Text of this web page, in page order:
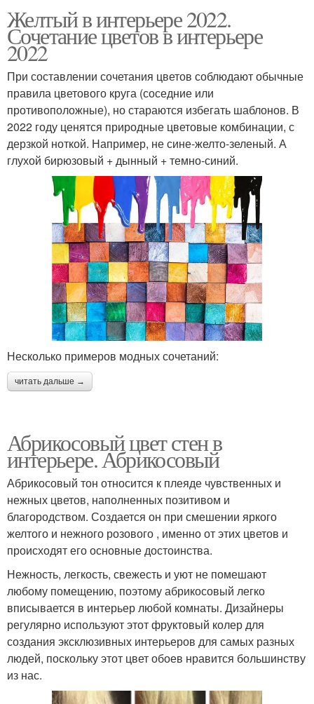
Желтый в интерьере 2022.
Сочетание цветов в интерьере
2022
При составлении сочетания цветов соблюдают обычные
правила цветового круга (соседние или
противоположные), но стараются избегать шаблонов. В
2022 году ценятся природные цветовые комбинации, с
дерзкой ноткой. Например, не сине-желто-зеленый. А
глухой бирюзовый + дынный + темно-синий.
Несколько примеров модных сочетаний:
читать дальше →
Абрикосовый цвет стен в
интерьере. Абрикосовый
Абрикосовый тон относится к плеяде чувственных и
нежных цветов, наполненных позитивом и
благородством. Создается он при смешении яркого
желтого и нежного розового , именно от этих цветов и
происходят его основные достоинства.
Нежность, легкость, свежесть и уют не помешают
любому помещению, поэтому абрикосовый легко
вписывается в интерьер любой комнаты. Дизайнеры
регулярно используют этот фруктовый колер для
создания эксклюзивных интерьеров для самых разных
людей, поскольку этот цвет обоев нравится большинству
из нас.